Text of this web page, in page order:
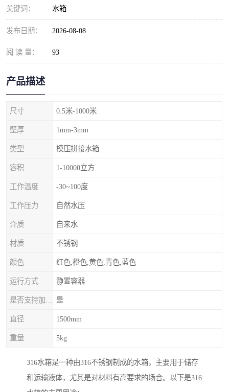
关键词： 水箱
发布日期： 2026-08-08
阅 读 量： 93
产品描述
尺寸 0.5米-1000米
壁厚 1mm-3mm
类型 模压拼接水箱
容积 1-10000立方
工作温度 -30~100度
工作压力 自然水压
介质 自来水
材质 不锈钢
颜色 红色,橙色,黄色,青色,蓝色
运行方式 静置容器
是
直径 1500mm
重量 5kg
316水箱是一种由316不锈钢制成的水箱，主要用于储存
和运输液体，尤其是对材料有高要求的场合。以下是316